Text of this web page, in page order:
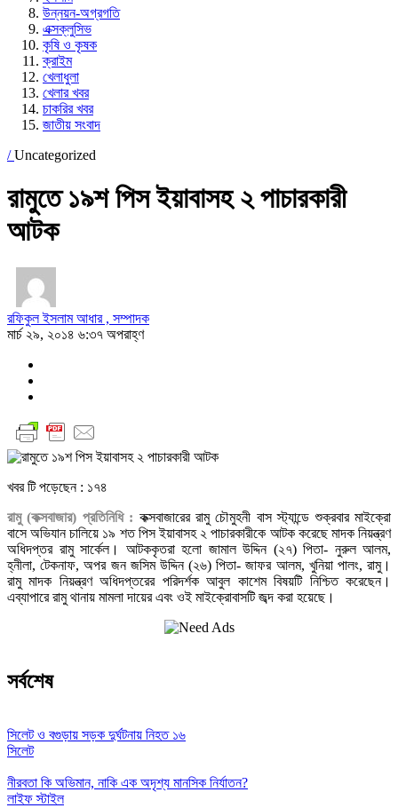
উন্নয়ন-অগ্রগতি
এক্সক্লুসিভ
কৃষি ও কৃষক
ক্রাইম
খেলাধুলা
খেলার খবর
চাকরির খবর
জাতীয় সংবাদ
/Uncategorized
রামুতে ১৯শ পিস ইয়াবাসহ ২ পাচারকারী
আটক
রফিকুল ইসলাম আধার , সম্পাদক
মার্চ ২৯, ২০১৪ ৬:৩৭ অপরাহ্ণ
খবর টি পড়েছেন : ১৭৪
রামু (কক্সবাজার) প্রতিনিধি : কক্সবাজারের রামু চৌমুহনী বাস স্ট্যান্ডে শুক্রবার মাইক্রো
বাসে অভিযান চালিয়ে ১৯ শত পিস ইয়াবাসহ ২ পাচারকারীকে আটক করেছে মাদক নিয়ন্ত্রণ
অধিদপ্তর রামু সার্কেল। আটককৃতরা হলো জামাল উদ্দিন (২৭) পিতা- নুরুল আলম,
হ্নীলা, টেকনাফ, অপর জন জসিম উদ্দিন (২৬) পিতা- জাফর আলম, খুনিয়া পালং, রামু।
রামু মাদক নিয়ন্ত্রণ অধিদপ্তরের পরিদর্শক আবুল কাশেম বিষয়টি নিশ্চিত করেছেন।
এব্যাপারে রামু থানায় মামলা দায়ের এবং ওই মাইক্রোবাসটি জব্দ করা হয়েছে।
সর্বশেষ
সিলেট ও বগুড়ায় সড়ক দুর্ঘটনায় নিহত ১৬
সিলেট
নীরবতা কি অভিমান, নাকি এক অদৃশ্য মানসিক নির্যাতন?
লাইফ স্টাইল